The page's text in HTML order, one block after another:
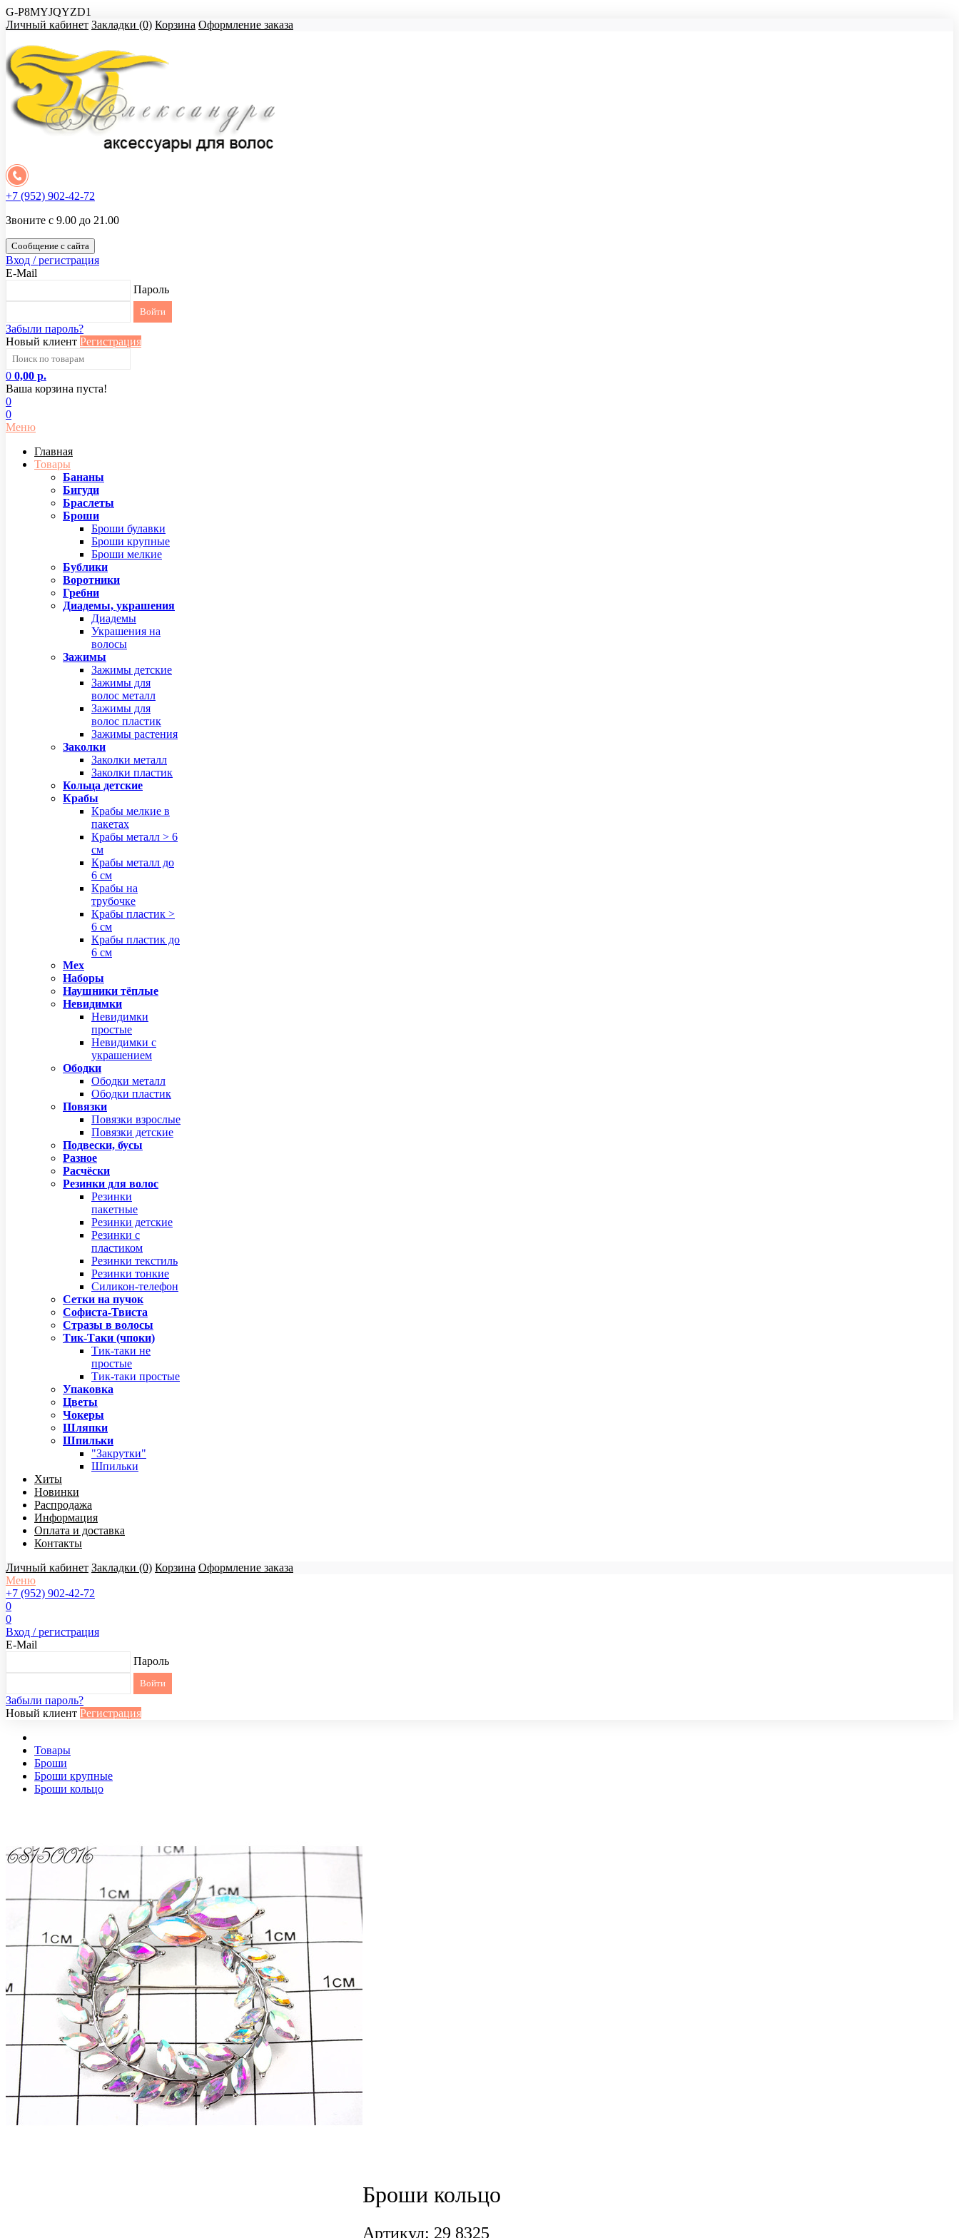
G-P8MYJQYZD1
Личный кабинет Закладки (0) Корзина Оформление заказа
+7 (952) 902-42-72
Звоните с 9.00 до 21.00
Сообщение с сайта
Вход / регистрация
E-Mail
Пароль
Забыли пароль?
Новый клиент Регистрация
0 0,00 р.
Ваша корзина пуста!
0
0
Меню
Главная
Товары
Бананы
Бигуди
Браслеты
Броши
Броши булавки
Броши крупные
Броши мелкие
Бублики
Воротники
Гребни
Диадемы, украшения
Диадемы
Украшения на
волосы
Зажимы
Зажимы детские
Зажимы для
волос металл
Зажимы для
волос пластик
Зажимы растения
Заколки
Заколки металл
Заколки пластик
Кольца детские
Крабы
Крабы мелкие в
пакетах
Крабы металл > 6
см
Крабы металл до
6 см
Крабы на
трубочке
Крабы пластик >
6 см
Крабы пластик до
6 см
Мех
Наборы
Наушники тёплые
Невидимки
Невидимки
простые
Невидимки с
украшением
Ободки
Ободки металл
Ободки пластик
Повязки
Повязки взрослые
Повязки детские
Подвески, бусы
Разное
Расчёски
Резинки для волос
Резинки
пакетные
Резинки детские
Резинки с
пластиком
Резинки текстиль
Резинки тонкие
Силикон-телефон
Сетки на пучок
Софиста-Твиста
Стразы в волосы
Тик-Таки (чпоки)
Тик-таки не
простые
Тик-таки простые
Упаковка
Цветы
Чокеры
Шляпки
Шпильки
"Закрутки"
Шпильки
Хиты
Новинки
Распродажа
Информация
Оплата и доставка
Контакты
Личный кабинет Закладки (0) Корзина Оформление заказа
Меню
+7 (952) 902-42-72
0
0
Вход / регистрация
E-Mail
Пароль
Забыли пароль?
Новый клиент Регистрация
Товары
Броши
Броши крупные
Броши кольцо
Броши кольцо
Артикул: 29 8325